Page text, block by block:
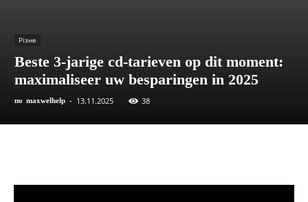
Різне
Beste 3-jarige cd-tarieven op dit moment:
maximaliseer uw besparingen in 2025
по maxwelhelp - 13.11.2025 38